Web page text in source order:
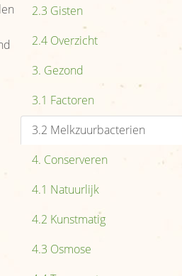
Afzetcijfers
Links
2.3 Gisten
2.4 Overzicht
3. Gezond
3.1 Factoren
3.2 Melkzuurbacterien
4. Conserveren
4.1 Natuurlijk
4.2 Kunstmatig
4.3 Osmose